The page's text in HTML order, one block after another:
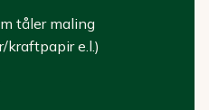
tåler maling
kraftpapir e.l.)